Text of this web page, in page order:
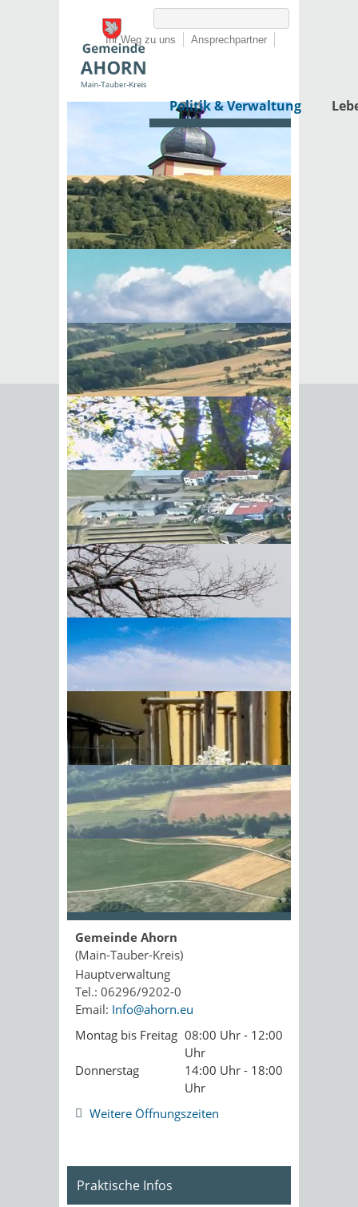
Ihr Weg zu uns Ansprechpartner
Politik & Verwaltung
BIick vom Galgenberg auf
Hohenstadt
Sonnenschein am Morgen im
Ahornwald
Startseite › Politik & Verwaltung› Rathaus›
Lebenslagen
Seite empfehlen
Empfehlung senden an*
Mit diesem Kommentar
Ihr Name
Ihre E-Mail-Adresse*
akzeptiere dieDatenschutz­
erklärung
Kopie an Absender
Seite drucken
PDF drucken
Öffnungszeiten
Gemeinde Ahorn
(Main-Tauber-Kreis)
Hauptverwaltung
Tel.: 06296/9202-0
Email: Info@ahorn.eu
Montag bis Freitag 08:00 Uhr - 12:00
Uhr
Donnerstag
14:00 Uhr - 18:00
Uhr
Weitere Öffnungszeiten
Praktische Infos